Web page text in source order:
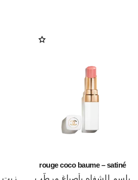
rouge coco baume – satiné